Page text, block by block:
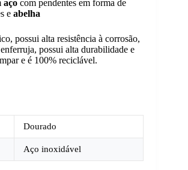
aço com pendentes em forma de
e abelha
possui alta resistência à corrosão,
possui alta durabilidade e
e é 100% reciclável.
Dourado
Aço inoxidável